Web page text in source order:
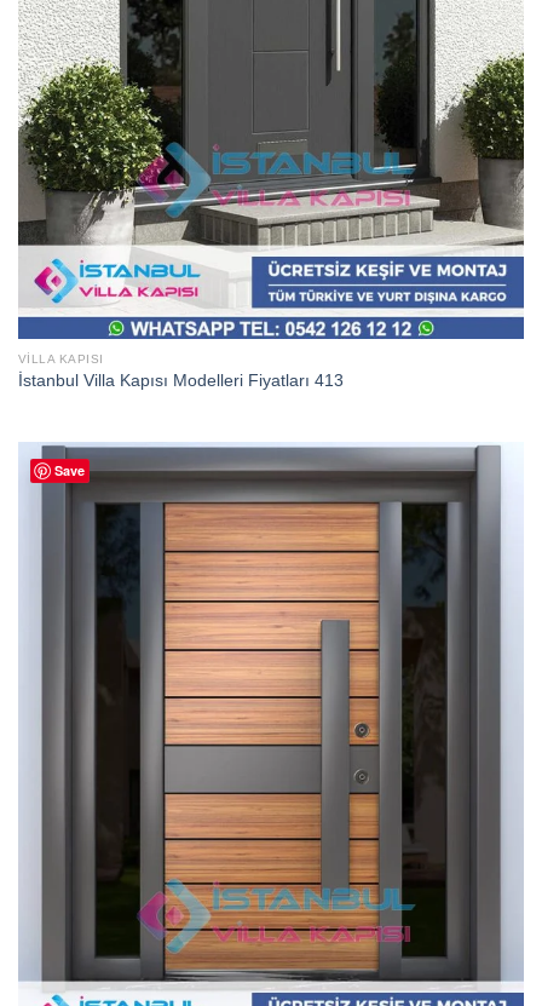
VILLA KAPISI
İstanbul Villa Kapısı Modelleri Fiyatları 413
Save